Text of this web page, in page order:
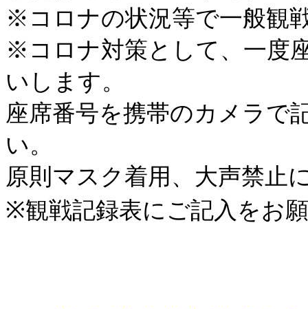
※コロナの状況等で一般観
※コロナ対策として、一度
いします。
座席番号を携帯のカメラで
い。
原則マスク着用、大声禁止
※観戦記録表にご記入をお